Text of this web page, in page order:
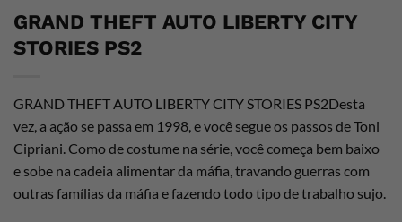
GRAND THEFT AUTO LIBERTY CITY
STORIES PS2
GRAND THEFT AUTO LIBERTY CITY STORIES PS2Desta
vez, a ação se passa em 1998, e você segue os passos de Toni
Cipriani. Como de costume na série, você começa bem baixo
e sobe na cadeia alimentar da máfia, travando guerras com
outras famílias da máfia e fazendo todo tipo de trabalho sujo.